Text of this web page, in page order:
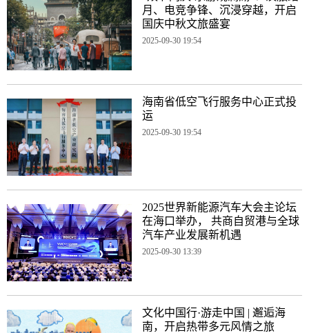
月、电竞争锋、沉浸穿越，开启
国庆中秋文旅盛宴
2025-09-30 19:54
海南省低空飞行服务中心正式投
运
2025-09-30 19:54
2025世界新能源汽车大会主论坛
在海口举办， 共商自贸港与全球
汽车产业发展新机遇
2025-09-30 13:39
文化中国行·游走中国 | 邂逅海
南，开启热带多元风情之旅